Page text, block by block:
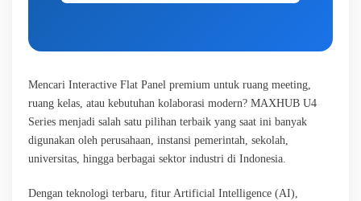
Mencari Interactive Flat Panel premium untuk ruang meeting,
ruang kelas, atau kebutuhan kolaborasi modern? MAXHUB U4
Series menjadi salah satu pilihan terbaik yang saat ini banyak
digunakan oleh perusahaan, instansi pemerintah, sekolah,
universitas, hingga berbagai sektor industri di Indonesia.
Dengan teknologi terbaru, fitur Artificial Intelligence (AI),